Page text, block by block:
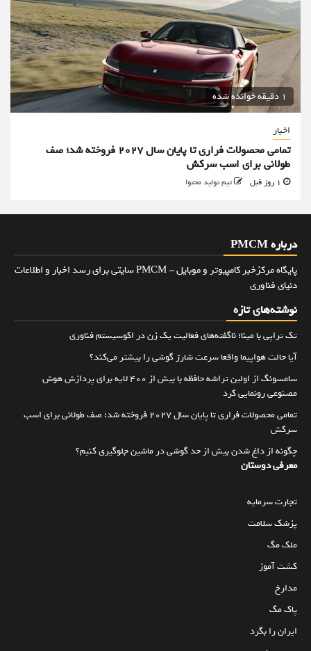
1 دقیقه خوانده شده
اخبار
تمامی محصولات فراری تا پایان سال ۲۰۲۷ فروخته شد؛ صف
طولانی برای اسب سرکش
تیم تولید محتوا
درباره PMCM
پایگاه مرکزخبر کامپیوتر و موبایل - PMCM سایتی برای رسد اخبار و اطلاعات
دنیای فناوری
نوشته‌های تازه
تک تراپی با مینا؛ ناگفته‌های فعالیت یک زن در اکوسیستم فناوری
آیا حالت هواپیما واقعا سرعت شارژ گوشی را بیشتر می‌کند؟
سامسونگ از اولین تراشه حافظه با بیش از ۴۰۰ لایه برای پردازش هوش
مصنوعی رونمایی کرد
تمامی محصولات فراری تا پایان سال ۲۰۲۷ فروخته شد؛ صف طولانی برای اسب
سرکش
چگونه از داغ شدن بیش از حد گوشی در ماشین جلوگیری کنیم؟
معرفی دوستان
تجارت سرمایه
پزشک سلامت
ملک مگ
کشت آموز
مدارخ
پاک مگ
ایران را بگرد